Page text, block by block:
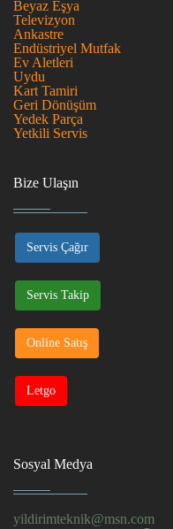
Beyaz Eşya
Televizyon
Ankastre
Endüstriyel Mutfak
Ev Aletleri
Uydu
Kart Tamiri
Geri Dönüşüm
Yedek Parça
Yetkili Servis
Bize Ulaşın
Servis Çağır
Servis Takip
Online Satış
Letgo
Sosyal Medya
yildirimteknik@msn.com